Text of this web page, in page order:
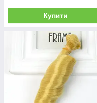
Купити